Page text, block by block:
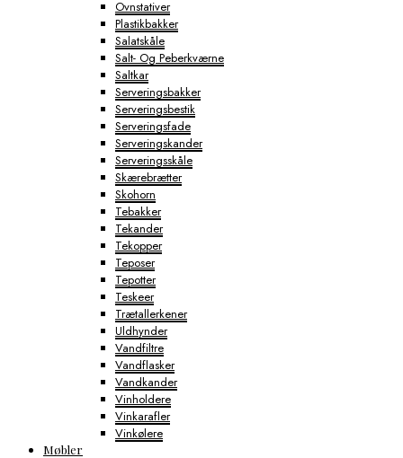
Ovnstativer
Plastikbakker
Salatskåle
Salt- Og Peberkværne
Saltkar
Serveringsbakker
Serveringsbestik
Serveringsfade
Serveringskander
Serveringsskåle
Skærebrætter
Skohorn
Tebakker
Tekander
Tekopper
Teposer
Tepotter
Teskeer
Trætallerkener
Uldhynder
Vandfiltre
Vandflasker
Vandkander
Vinholdere
Vinkarafler
Vinkølere
Møbler